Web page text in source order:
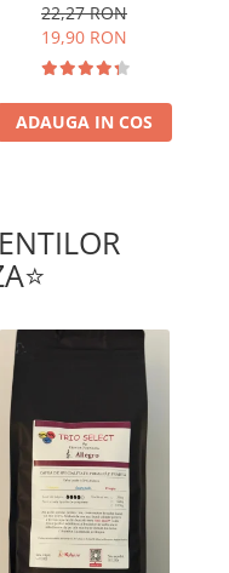
22,27 RON
19,90 RON
ADAUGA IN COS